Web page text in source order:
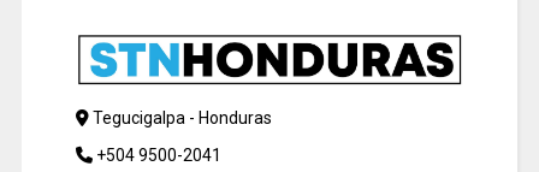
Tegucigalpa - Honduras
+504 9500-2041